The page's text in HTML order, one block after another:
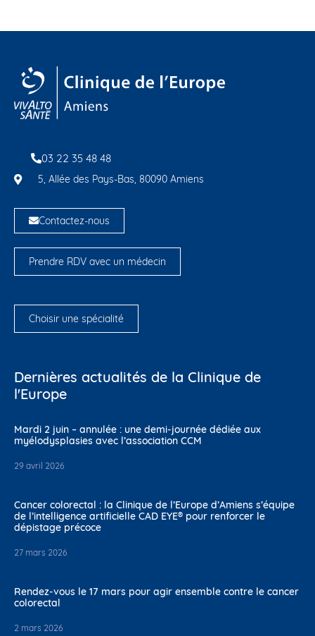
03 22 35 48 48
5, Allée des Pays-Bas, 80090 Amiens
Contactez-nous
Prendre RDV avec un médecin
Choisir une spécialité
Dernières actualités de la Clinique de
l'Europe
Mardi 2 juin – annulée : une demi-journée dédiée aux
myélodysplasies avec l’association CCM
29 avril 2026
Cancer colorectal : la Clinique de l’Europe d’Amiens s’équipe
de l’intelligence artificielle CAD EYE® pour renforcer le
dépistage précoce
27 mars 2026
Rendez-vous le 17 mars pour agir ensemble contre le cancer
colorectal
2 mars 2026